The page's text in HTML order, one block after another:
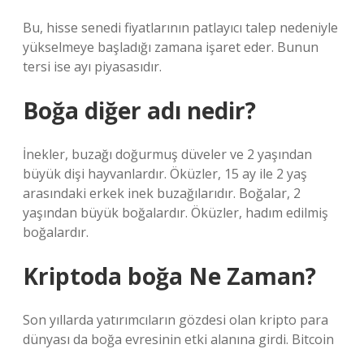
Bu, hisse senedi fiyatlarının patlayıcı talep nedeniyle
yükselmeye başladığı zamana işaret eder. Bunun
tersi ise ayı piyasasıdır.
Boğa diğer adı nedir?
İnekler, buzağı doğurmuş düveler ve 2 yaşından
büyük dişi hayvanlardır. Öküzler, 15 ay ile 2 yaş
arasındaki erkek inek buzağılarıdır. Boğalar, 2
yaşından büyük boğalardır. Öküzler, hadım edilmiş
boğalardır.
Kriptoda boğa Ne Zaman?
Son yıllarda yatırımcıların gözdesi olan kripto para
dünyası da boğa evresinin etki alanına girdi. Bitcoin